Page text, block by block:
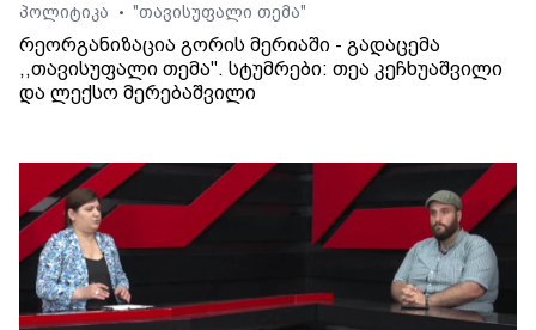
პოლიტიკა
• "თავისუფალი თემა"
რეორგანიზაცია გორის მერიაში - გადაცემა
,,თავისუფალი თემა". სტუმრები: თეა კეჩხუაშვილი
და ლექსო მერებაშვილი